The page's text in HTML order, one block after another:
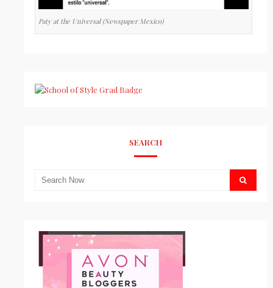
Paty at the Universal (Newspaper Mexico)
SEARCH